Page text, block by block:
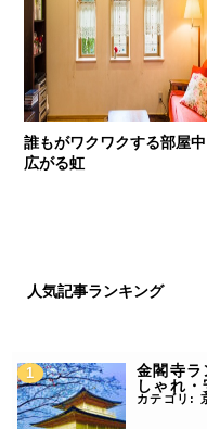
誰もがワクワクする部屋
広がる虹
人気記事ランキング
金閣寺
しゃれ
カテゴリ: